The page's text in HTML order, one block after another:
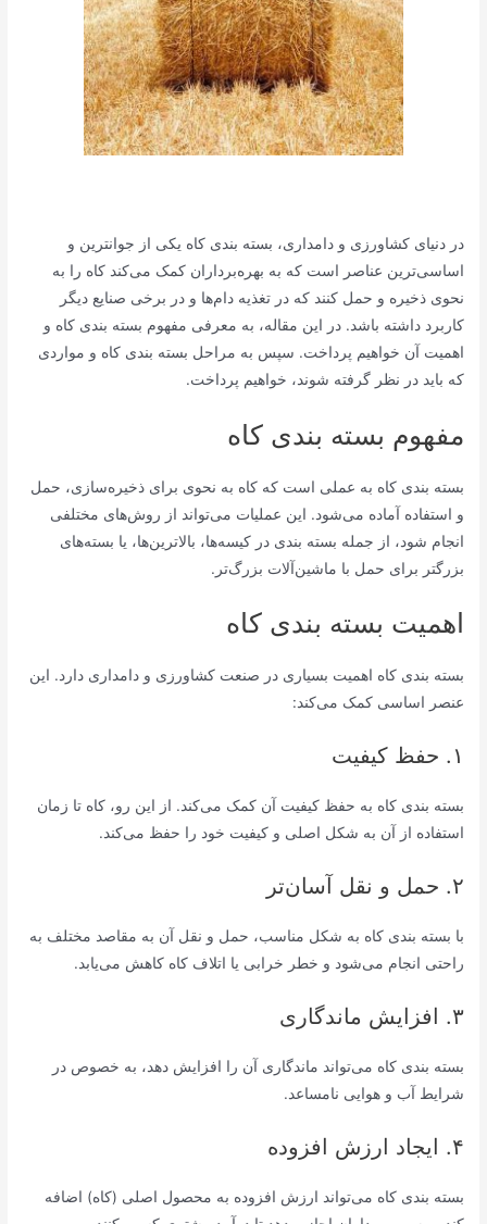
در دنیای کشاورزی و دامداری، بسته بندی کاه یکی از جوانترین و
اساسی‌ترین عناصر است که به بهره‌برداران کمک می‌کند کاه را به
نحوی ذخیره و حمل کنند که در تغذیه دام‌ها و در برخی صنایع دیگر
کاربرد داشته باشد. در این مقاله، به معرفی مفهوم بسته بندی کاه و
اهمیت آن خواهیم پرداخت. سپس به مراحل بسته بندی کاه و مواردی
که باید در نظر گرفته شوند، خواهیم پرداخت.
مفهوم بسته بندی کاه
بسته بندی کاه به عملی است که کاه به نحوی برای ذخیره‌سازی، حمل
و استفاده آماده می‌شود. این عملیات می‌تواند از روش‌های مختلفی
انجام شود، از جمله بسته بندی در کیسه‌ها، بالاترین‌ها، یا بسته‌های
بزرگتر برای حمل با ماشین‌آلات بزرگ‌تر.
اهمیت بسته بندی کاه
بسته بندی کاه اهمیت بسیاری در صنعت کشاورزی و دامداری دارد. این
عنصر اساسی کمک می‌کند:
۱. حفظ کیفیت
بسته بندی کاه به حفظ کیفیت آن کمک می‌کند. از این رو، کاه تا زمان
استفاده از آن به شکل اصلی و کیفیت خود را حفظ می‌کند.
۲. حمل و نقل آسان‌تر
با بسته بندی کاه به شکل مناسب، حمل و نقل آن به مقاصد مختلف به
راحتی انجام می‌شود و خطر خرابی یا اتلاف کاه کاهش می‌یابد.
۳. افزایش ماندگاری
بسته بندی کاه می‌تواند ماندگاری آن را افزایش دهد، به خصوص در
شرایط آب و هوایی نامساعد.
۴. ایجاد ارزش افزوده
بسته بندی کاه می‌تواند ارزش افزوده به محصول اصلی (کاه) اضافه